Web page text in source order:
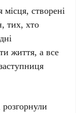
створені
тих, хто
життя, а все